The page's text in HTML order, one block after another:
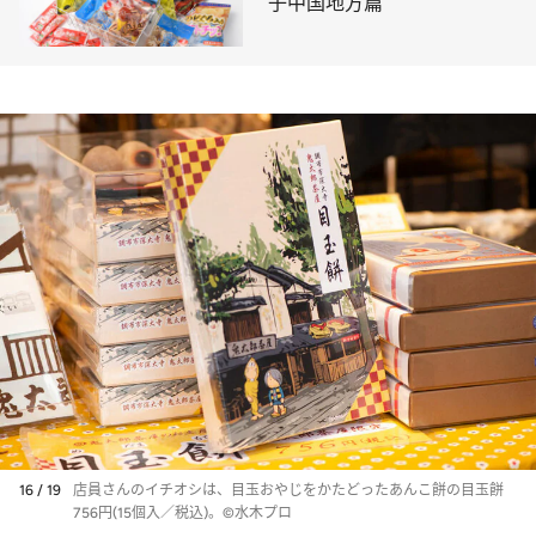
16 / 19
店員さんのイチオシは、目玉おやじをかたどったあんこ餅の目玉餅
756円(15個入／税込)。©水木プロ